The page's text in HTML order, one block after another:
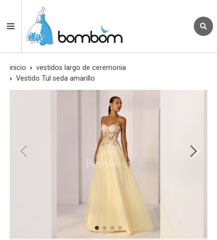
inicio
vestidos largo de ceremonia
Vestido Tul seda amarillo